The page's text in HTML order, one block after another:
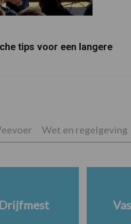
tips voor een langere
Wet en regelgeving
Drijfmest